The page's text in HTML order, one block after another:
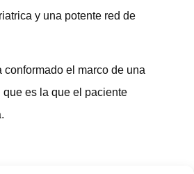
y una potente red de
conformado el marco de una
que es la que el paciente